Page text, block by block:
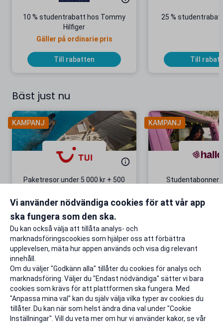
10 % studentrabatt hos Tommy
Hilfiger
Gäller på ordinarie pris
Till rabatten
25 %
Till
Bäst just nu
KAMPANJ
Paketresor under 5 000 kr + 500
Gäller även på redan prissänkta
Till rabatten
KAMPANJ
+ 20 GB
Vi använder nödvändiga cookies för att vår app
ska fungera som den ska.
Du kan också välja att tillåta analys- och
marknadsföringscookies som hjälper oss att förbättra
upplevelsen, mäta hur appen används och visa dig relevant
innehåll.
Om du väljer "Godkänn alla" tillåter du cookies för analys och
marknadsföring. Väljer du "Endast nödvändiga" sätter vi bara
cookies som krävs för att plattformen ska fungera. Med
"Anpassa mina val" kan du själv välja vilka typer av cookies du
tillåter. Du kan när som helst ändra dina val under "Cookie
Inställningar". Vill du veta mer om hur vi använder kakor, se vår